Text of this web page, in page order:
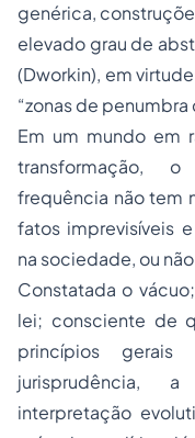
genérica,
elevado grau de
(Dworkin), em
“zonas de penumbra
Em um mundo em
transformação,
frequência não tem
fatos imprevisíveis
na sociedade, ou
Constatada o vácuo;
lei; consciente de
princípios
jurisprudência,
interpretação